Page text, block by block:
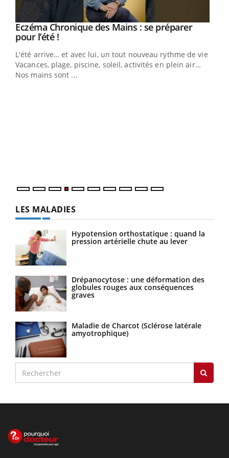
Youtube
Eczéma Chronique des Mains : se préparer
pour l’été !Youtube
L'été arrive… et avec lui, un tout nouveau rythme de vie !
Vacances, plage, piscine, soleil, activités en plein air…
Nos mains sont ...
LES MALADIES
Hypotension orthostatique : quand la
pression artérielle chute au lever
Drépanocytose : une déformation des
globules rouges aux conséquences
graves
Maladie de Charcot (Sclérose latérale
amyotrophique)